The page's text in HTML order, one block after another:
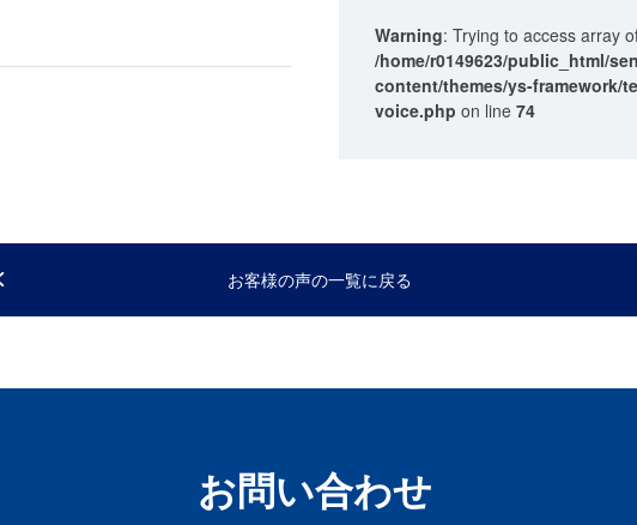
Warning: Trying to access array
/home/r0149623/public_html/
content/themes/ys-framework/
voice.php on line 74
お客様の声の一覧に戻る
お問い合わせ